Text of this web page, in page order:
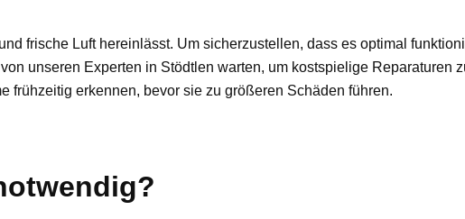
frische Luft hereinlässt. Um sicherzustellen, dass es optimal
unseren Experten in Stödtlen warten, um kostspielige Reparaturen
frühzeitig erkennen, bevor sie zu größeren Schäden führen.